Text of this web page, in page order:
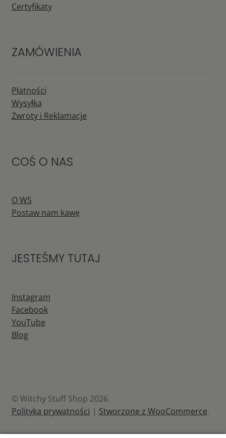
Certyfikaty
ZAMÓWIENIA
Płatności
Wysyłka
Zwroty i Reklamacje
COŚ O NAS
O WS
Postaw nam kawę
JESTEŚMY TUTAJ
Instagram
Facebook
YouTube
Blog
© Witchy Stuff Shop 2026
Polityka prywatności
Stworzone z WooCommerce.